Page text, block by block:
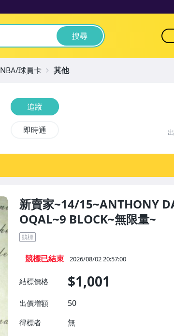
搜尋
新賣家~14/15~ANTHONY
OQAL~9 BLOCK~無限量~
競標
競標已結束 2026/08/02 20:57:00
結標價格 $1,001
出價增額 50
得標者 無
追蹤
即時通
NBA/球員卡 其他